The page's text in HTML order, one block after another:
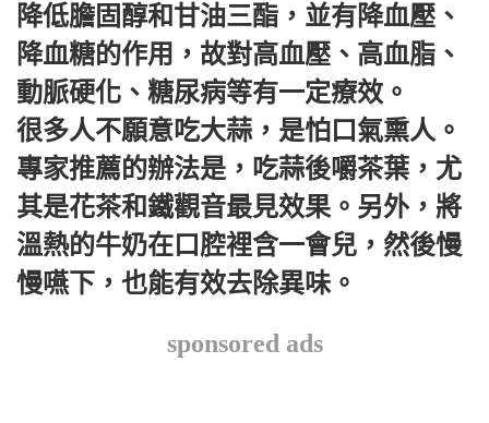
降低膽固醇和甘油三酯，並有降血壓、
降血糖的作用，故對高血壓、高血脂、
動脈硬化、糖尿病等有一定療效。
很多人不願意吃大蒜，是怕口氣熏人。
專家推薦的辦法是，吃蒜後嚼茶葉，尤
其是花茶和鐵觀音最見效果。另外，將
溫熱的牛奶在口腔裡含一會兒，然後慢
慢嚥下，也能有效去除異味。
sponsored ads